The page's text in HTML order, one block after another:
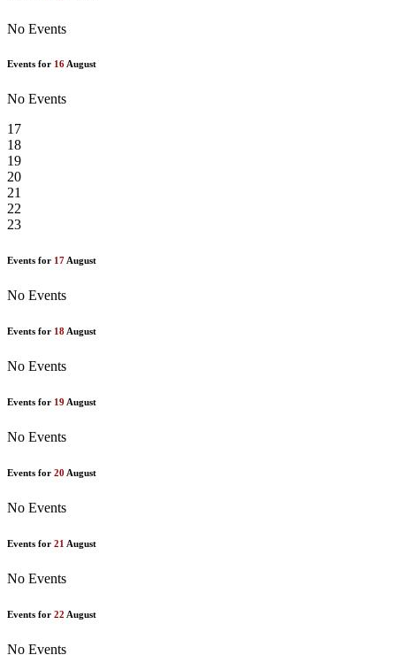
No Events
Events for 16August
No Events
17
18
19
20
21
22
23
Events for 17August
No Events
Events for 18 August
No Events
Events for 19 August
No Events
Events for 20 August
No Events
Events for 21 August
No Events
Events for 22 August
No Events